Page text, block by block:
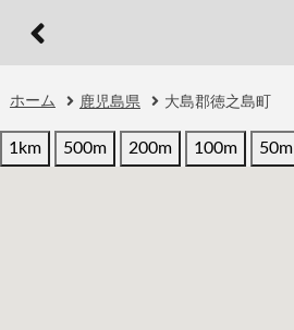
ホーム 鹿児島県 大島郡徳之島町
1km 500m 200m 100m 50m